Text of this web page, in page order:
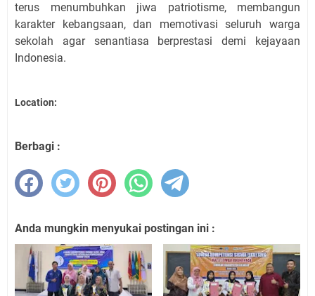
terus menumbuhkan jiwa patriotisme, membangun
karakter kebangsaan, dan memotivasi seluruh warga
sekolah agar senantiasa berprestasi demi kejayaan
Indonesia.
Location:
Berbagi :
Anda mungkin menyukai postingan ini :